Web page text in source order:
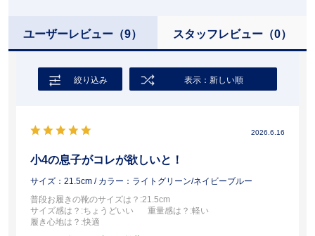
ユーザーレビュー （9） スタッフレビュー（0）
絞り込み 表示：新しい順
2026.6.16
小4の息子がコレが欲しいと！
サイズ：21.5cm / カラー：ライトグリーン/ネイビーブルー
普段お履きの靴のサイズは？ :21.5cm
サイズ感は？ :ちょうどいい 重量感は？ :軽い
履き心地は？ :快適